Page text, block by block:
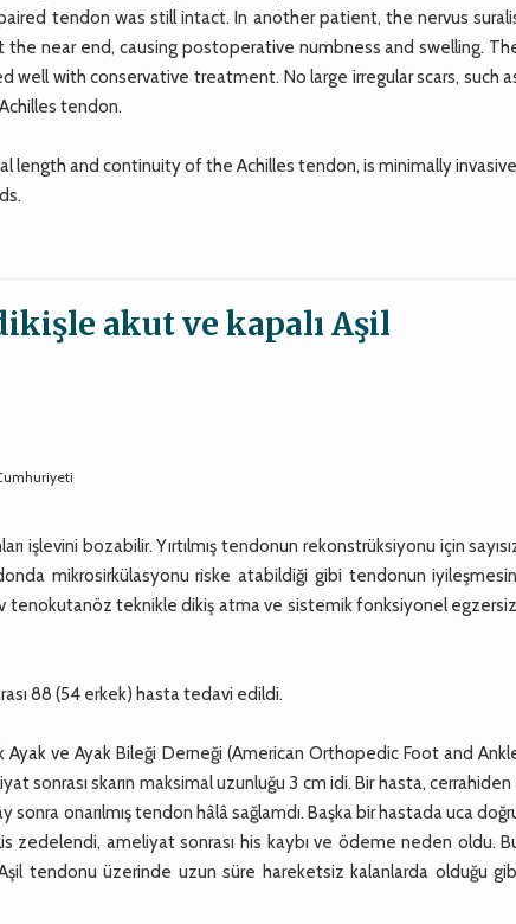
tendon was still intact. In another patient, the nervus
near end, causing postoperative numbness and swelling.
with conservative treatment. No large irregular scars, such
tendon.
length and continuity of the Achilles tendon, is minimally
akut ve kapalı Aşil
işlevini bozabilir. Yırtılmış tendonun rekonstrüksiyonu için
mikrosirkülasyonu riske atabildiği gibi tendonun
tenokutanöz teknikle dikiş atma ve sistemik fonksiyonel
88 (54 erkek) hasta tedavi edildi.
ve Ayak Bileği Derneği (American Orthopedic Foot and
sonrası skarın maksimal uzunluğu 3 cm idi. Bir hasta, cerrahiden
sonra onarılmış tendon hâlâ sağlamdı. Başka bir hastada uca
zedelendi, ameliyat sonrası his kaybı ve ödeme neden oldu.
tendonu üzerinde uzun süre hareketsiz kalanlarda olduğu